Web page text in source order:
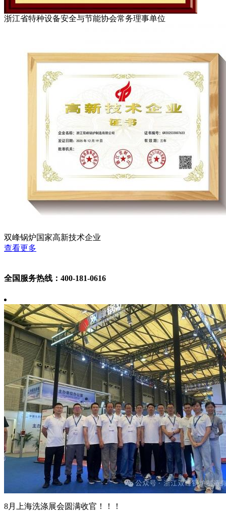
浙江省特种设备安全与节能协会常务理事单位
双峰锅炉国家高新技术企业
查看更多
全国服务热线：400-181-0616
8月上海洗涤展会圆满收官！！！